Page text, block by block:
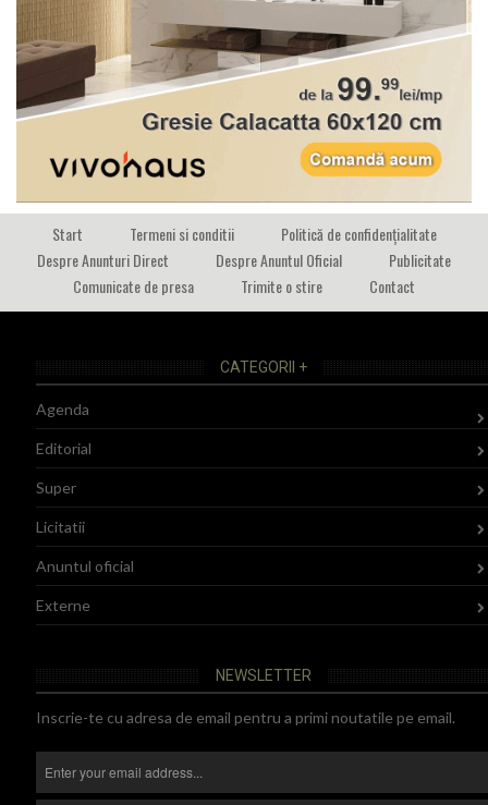
Start Termeni si conditii
Politică de confidențialitate
Despre Anunturi Direct
Despre Anuntul Oficial
Publicitate
Comunicate de presa
Trimite o stire Contact
CATEGORII +
Agenda
Editorial
Super
Licitatii
Anuntul oficial
Externe
NEWSLETTER
Inscrie-te cu adresa de email pentru a primi noutatile pe email.